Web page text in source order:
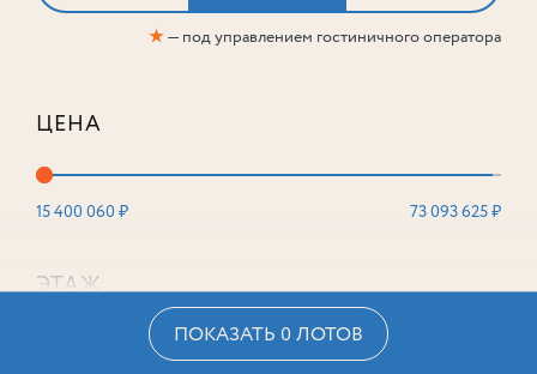
★— под управлением гостиничного оператора
ЦЕНА
15 400 060 ₽ 73 093 625 ₽
ЭТАЖ
ПОКАЗАТЬ 0 ЛОТОВ